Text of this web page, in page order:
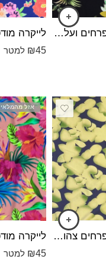
לייקרה מודפסת ‎⁨פרחים ועלים רקע שחור⁩
₪45 למטר
לייקרה מודפסת פרחים צהובים
אזל מהמלאי
₪45 למטר